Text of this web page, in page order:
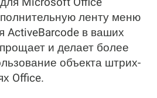
ленту меню
ActiveBarcode в ваших
и делает более
объекта штрих-
Office.